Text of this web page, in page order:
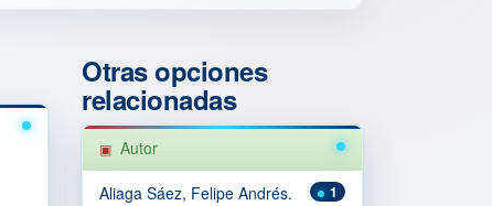
Otras opciones
relacionadas
Autor
1
Aliaga Sáez, Felipe Andrés.